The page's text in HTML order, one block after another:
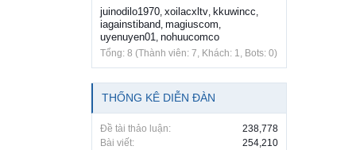
juinodilo1970, xoilacxltv, kkuwincc,
iagainstiband, magiuscom,
uyenuyen01, nohuucomco
Tổng: 8 (Thành viên: 7, Khách: 1, Bots: 0)
THỐNG KÊ DIỄN ĐÀN
Đề tài thảo luận:
238,778
Bài viết:
254,210